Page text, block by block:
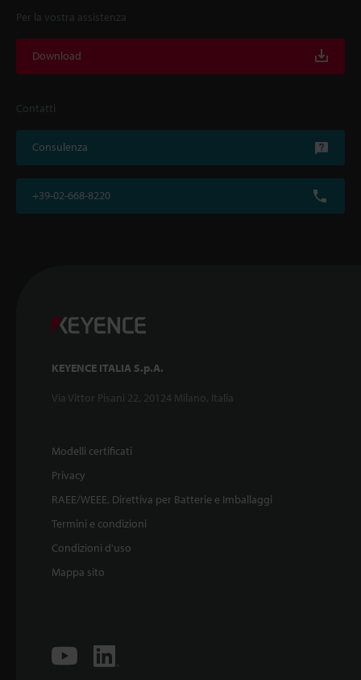
Per la vostra assistenza
Download
Contatti
Consulenza
+39-02-668-8220
KEYENCE ITALIA S.p.A.
Via Vittor Pisani 22, 20124 Milano, Italia
Modelli certificati
Privacy
RAEE/WEEE, Direttiva per Batterie e Imballaggi
Termini e condizioni
Condizioni d'uso
Mappa sito